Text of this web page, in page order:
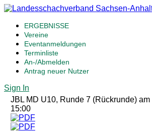
ERGEBNISSE
Vereine
Eventanmeldungen
Terminliste
An-/Abmelden
Antrag neuer Nutzer
Sign In
JBL MD U10, Runde 7 (Rückrunde)
15:00